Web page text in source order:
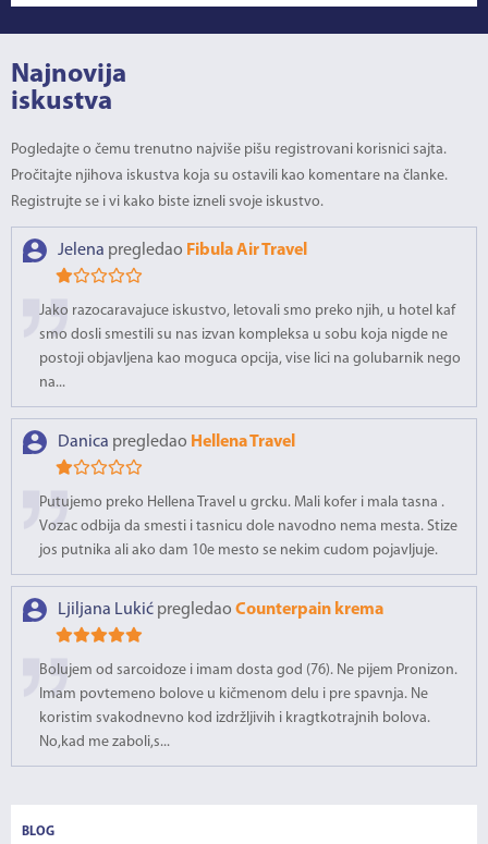
Najnovija
iskustva
Pogledajte o čemu trenutno najviše pišu registrovani korisnici sajta.
Pročitajte njihova iskustva koja su ostavili kao komentare na članke.
Registrujte se i vi kako biste izneli svoje iskustvo.
Jelena pregledao Fibula Air Travel
Jako razocaravajuce iskustvo, letovali smo preko njih, u hotel kaf
smo dosli smestili su nas izvan kompleksa u sobu koja nigde ne
postoji objavljena kao moguca opcija, vise lici na golubarnik nego
na...
Danica pregledao Hellena Travel
Putujemo preko Hellena Travel u grcku. Mali kofer i mala tasna .
Vozac odbija da smesti i tasnicu dole navodno nema mesta. Stize
jos putnika ali ako dam 10e mesto se nekim cudom pojavljuje.
Ljiljana Lukić pregledao Counterpain krema
Bolujem od sarcoidoze i imam dosta god (76). Ne pijem Pronizon.
Imam povtemeno bolove u kičmenom delu i pre spavnja. Ne
koristim svakodnevno kod izdržljivih i kragtkotrajnih bolova.
No,kad me zaboli,s...
BLOG